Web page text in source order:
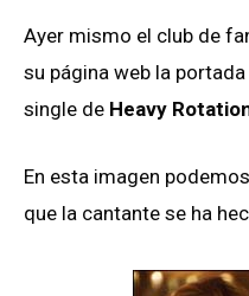
Ayer mismo el club de
su página web la
single de Heavy
En esta imagen
que la cantante se ha